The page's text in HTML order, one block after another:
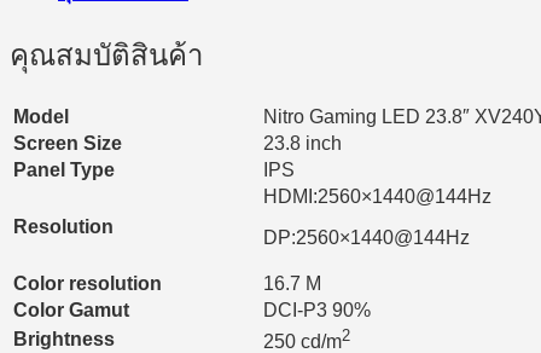
คุณสมบัติสินค้า
Model
Nitro Gaming LED 23.8″
Screen Size
23.8 inch
Panel Type
IPS
Resolution
HDMI:2560×1440@144Hz
DP:2560×1440@144Hz
Color resolution
16.7 M
Color Gamut
DCI-P3 90%
Brightness
250 cd/m2